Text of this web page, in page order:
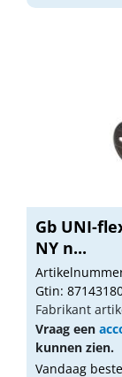
Gb UNI-
NY n...
Gtin:
Fabrikant
Vraag een
kunnen zien.
Vandaag